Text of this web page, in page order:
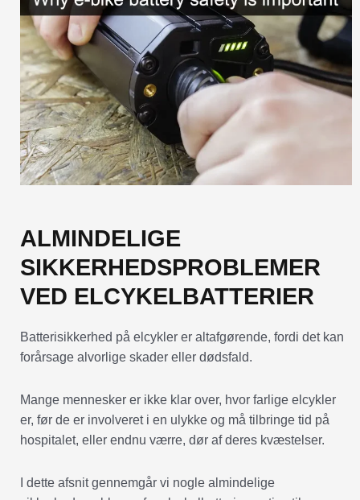
ALMINDELIGE
SIKKERHEDSPROBLEMER
VED ELCYKELBATTERIER
Batterisikkerhed på elcykler er altafgørende, fordi det kan
forårsage alvorlige skader eller dødsfald.
Mange mennesker er ikke klar over, hvor farlige elcykler
er, før de er involveret i en ulykke og må tilbringe tid på
hospitalet, eller endnu værre, dør af deres kvæstelser.
I dette afsnit gennemgår vi nogle almindelige